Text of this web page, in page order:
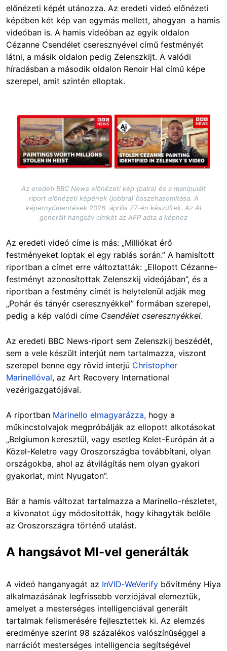
előnézeti képét utánozza. Az eredeti videó előnézeti
képében két kép van egymás mellett, ahogyan a hamis
videóban is. A hamis videóban az egyik oldalon
Cézanne Csendélet cseresznyével című festményét
látni, a másik oldalon pedig Zelenszkijt. A valódi
híradásban a második oldalon Renoir Hal című képe
szerepel, amit szintén elloptak.
Image
Az eredeti BBC News előnézeti kép (balra) és a manipulált
riport előnézeti képének (jobbra) összehasonlítása. A
képernyőmentések 2026. április 27-én készültek. Az AI
generált hangsáv címkét az AFP adta a képhez
Az eredeti videó címe is más: „Milliókat érő
festményeket loptak el egy rablás során.” A hamisított
riportban a címet erre változtatták: „Ellopott Cézanne-
festményt azonosítottak Zelenszkij videójában”, és a
riportban a festmény címét is helytelenül adják meg
„Pohár és tányér cseresznyékkel” formában szerepel,
pedig a kép valódi címe Csendélet cseresznyékkel.
Az eredeti BBC News-riport sem Zelenszkij beszédét,
sem a vele készült interjút nem tartalmazza, viszont
szerepel benne egy rövid interjú Christopher
Marinellóval, az Art Recovery International
vezérigazgatójával.
A riportban Marinello elmagyarázza, hogy a
műkincstolvajok megpróbálják az ellopott alkotásokat
„Belgiumon keresztül, vagy esetleg Kelet-Európán át a
Közel-Keletre vagy Oroszországba továbbítani, olyan
országokba, ahol az átvilágítás nem olyan gyakori
gyakorlat, mint Nyugaton”.
Bár a hamis változat tartalmazza a Marinello-részletet,
a kivonatot úgy módosították, hogy kihagyták belőle
az Oroszországra történő utalást.
A hangsávot MI-vel generálták
A videó hanganyagát az InVID‑WeVerify bővítmény Hiya
alkalmazásának legfrissebb verziójával elemeztük,
amelyet a mesterséges intelligenciával generált
tartalmak felismerésére fejlesztettek ki. Az elemzés
eredménye szerint 98 százalékos valószínűséggel a
narrációt mesterséges intelligencia segítségével